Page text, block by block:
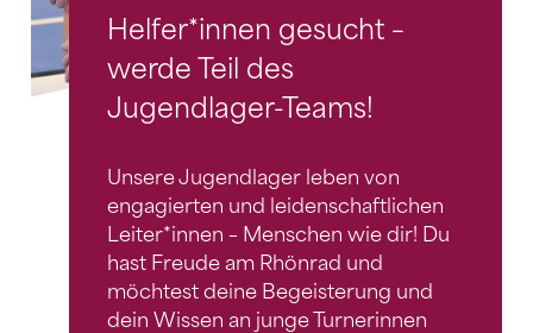
Helfer*innen gesucht –
werde Teil des
Jugendlager-Teams!
Unsere Jugendlager leben von
engagierten und leidenschaftlichen
Leiter*innen – Menschen wie dir! Du
hast Freude am Rhönrad und
möchtest deine Begeisterung und
dein Wissen an junge Turnerinnen